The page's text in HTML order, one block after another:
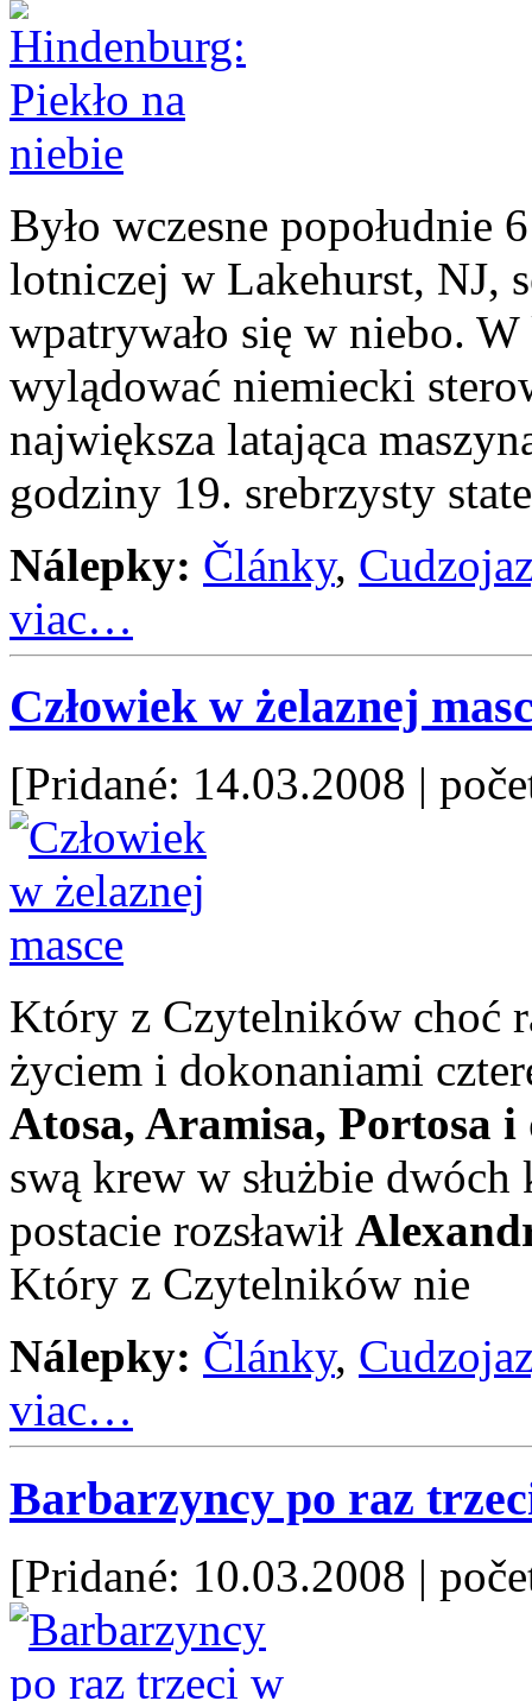
Było wczesne popołudnie
lotniczej w Lakehurst, NJ,
wpatrywało się w niebo.
wylądować niemiecki
największa latająca
godziny 19. srebrzysty
Nálepky: Články,
viac…
Człowiek w żelaznej
[Pridané: 14.03.2008 |
Który z Czytelników choć
życiem i dokonaniami
Atosa, Aramisa, Portosa
swą krew w służbie
postacie rozsławił
Który z Czytelników nie
Nálepky: Články,
viac…
Barbarzyncy po raz
[Pridané: 10.03.2008 |